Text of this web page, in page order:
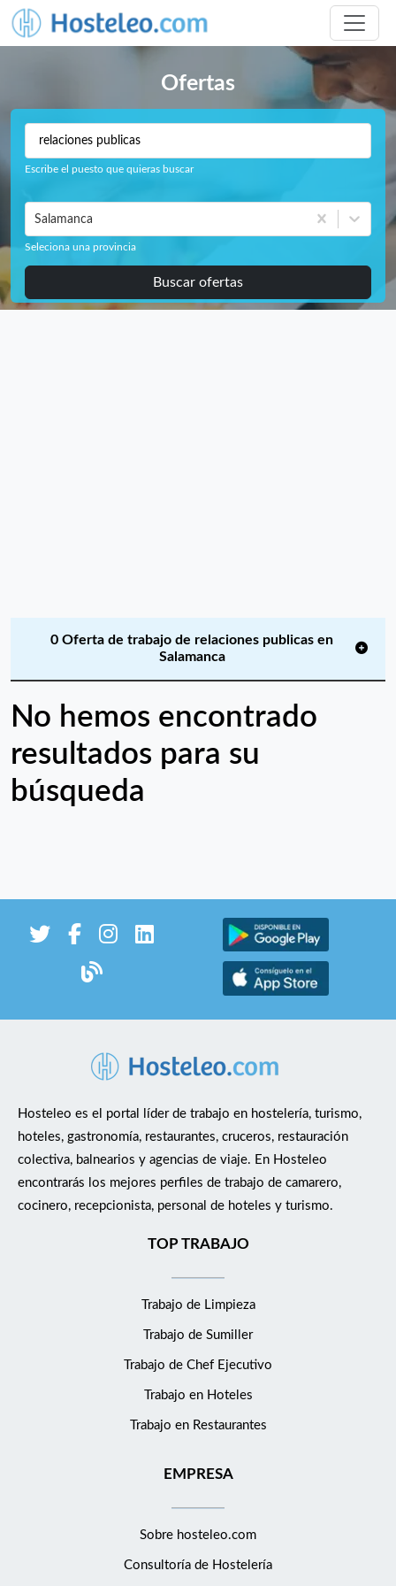
Ofertas
Escribe el puesto que quieras buscar
Salamanca
Seleciona una provincia
Buscar ofertas
0 Oferta de trabajo de relaciones publicas en
Salamanca
No hemos encontrado
resultados para su
búsqueda
Hosteleo es el portal líder de trabajo en hostelería, turismo,
hoteles, gastronomía, restaurantes, cruceros, restauración
colectiva, balnearios y agencias de viaje. En Hosteleo
encontrarás los mejores perfiles de trabajo de camarero,
cocinero, recepcionista, personal de hoteles y turismo.
TOP TRABAJO
Trabajo de Limpieza
Trabajo de Sumiller
Trabajo de Chef Ejecutivo
Trabajo en Hoteles
Trabajo en Restaurantes
EMPRESA
Sobre hosteleo.com
Consultoría de Hostelería